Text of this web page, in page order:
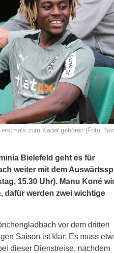
zum Kader gehören (Foto:
Bielefeld geht es für
weiter mit dem
15.30 Uhr). Manu Koné
dafür werden zwei wichtige
vor dem dritten
Saison ist klar: Es muss
dieser Dienstreise, nachdem